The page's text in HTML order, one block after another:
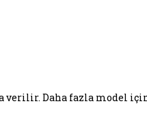
Daha fazla model